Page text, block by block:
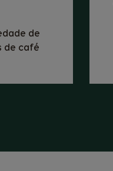
de
de café